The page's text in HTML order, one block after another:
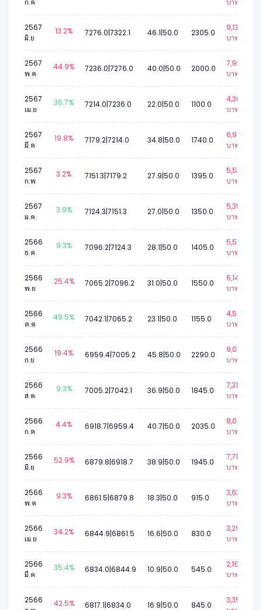
ก.ค บาท.
2567
มิ.ย
13.2% 7276.0|7322.1 46.1|50.0 2305.0
9,137
บาท.
2567
พ.ค
44.9% 7236.0|7276.0 40.0|50.0 2000.0
7,929
บาท.
2567
เม.ย
36.7% 7214.0|7236.0 22.0|50.0 1100.0
4,366
บาท.
2567
มี.ค
19.8% 7179.2|7214.0 34.8|50.0 1740.0
6,900
บาท.
2567
ก.พ
3.2% 7151.3|7179.2 27.9|50.0 1395.0
5,534
บาท.
2567
ม.ค.
3.9% 7124.3|7151.3 27.0|50.0 1350.0
5,355
บาท.
2566
ธ.ค
9.3% 7096.2|7124.3 28.1|50.0 1405.0
5,573
บาท.
2566
พ.ย
25.4% 7065.2|7096.2 31.0|50.0 1550.0
6,147
บาท.
2566
ต.ค
49.5% 7042.1|7065.2 23.1|50.0 1155.0
4,583
บาท.
2566
ก.ย
19.4% 6959.4|7005.2 45.8|50.0 2290.0
9,077
บาท.
2566
ส.ค
9.3% 7005.2|7042.1 36.9|50.0 1845.0
7,315
บาท.
2566
ก.ค
4.4% 6918.7|6959.4 40.7|50.0 2035.0
8,068
บาท.
2566
มิ.ย
52.9% 6879.8|6918.7 38.9|50.0 1945.0
7,711
บาท.
2566
พ.ค
9.3% 6861.5|6879.8 18.3|50.0 915.0
3,633
บาท.
2566
เม.ย
34.2% 6844.9|6861.5 16.6|50.0 830.0
3,296
บาท.
2566
มี.ค
35.4% 6834.0|6844.9 10.9|50.0 545.0
2,168
บาท.
2566
42.5% 6817.1|6834.0 16.9|50.0 845.0
3,356